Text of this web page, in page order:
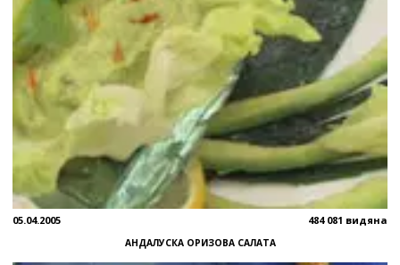
05.04.2005 484 081 видяна
АНДАЛУСКА ОРИЗОВА САЛАТА